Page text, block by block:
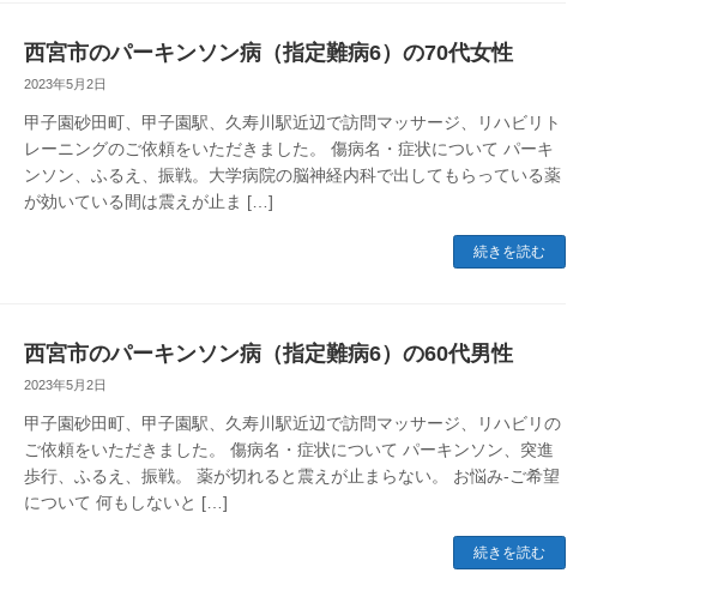
西宮市のパーキンソン病（指定難病6）の70代女性
2023年5月2日
甲子園砂田町、甲子園駅、久寿川駅近辺で訪問マッサージ、リハビリト
レーニングのご依頼をいただきました。 傷病名・症状について パーキ
ンソン、ふるえ、振戦。大学病院の脳神経内科で出してもらっている薬
が効いている間は震えが止ま […]
続きを読む
西宮市のパーキンソン病（指定難病6）の60代男性
2023年5月2日
甲子園砂田町、甲子園駅、久寿川駅近辺で訪問マッサージ、リハビリの
ご依頼をいただきました。 傷病名・症状について パーキンソン、突進
歩行、ふるえ、振戦。 薬が切れると震えが止まらない。 お悩み-ご希望
について 何もしないと […]
続きを読む